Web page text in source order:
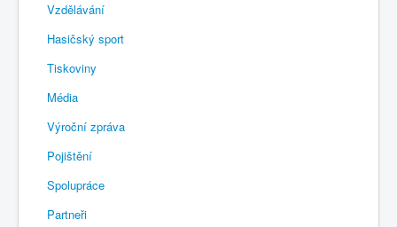
Vzdělávání
Hasičský sport
Tiskoviny
Média
Výroční zpráva
Pojištění
Spolupráce
Partneři